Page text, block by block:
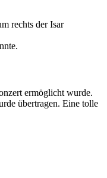
rechts der Isar
ermöglicht wurde.
übertragen. Eine tolle